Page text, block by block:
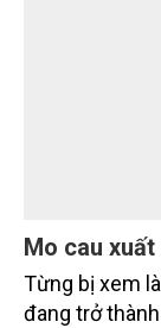
Mo cau
Từng bị xem
đang trở